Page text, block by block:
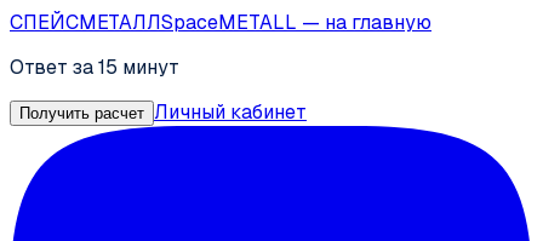
СПЕЙСМЕТАЛЛSpaceMETALL — на главную
Ответ за 15 минут
Получить расчет Личный кабинет